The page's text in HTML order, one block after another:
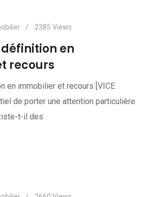
2385 Views
en
recours
en immobilier et recours [VICE
de porter une attention particulière
t-il des